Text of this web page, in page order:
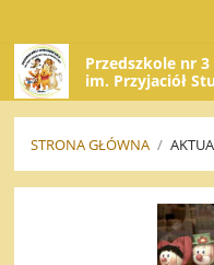
Przedszkole nr
im. Przyjaciół
STRONA GŁÓWNA /
AKTUALNOŚCI